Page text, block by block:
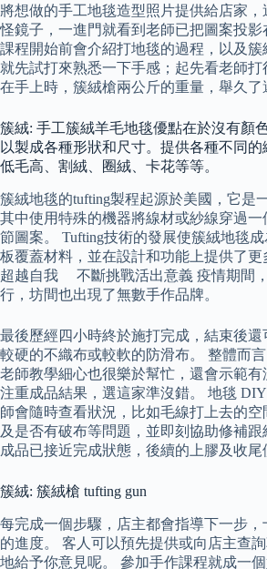
將想做的手工地毯造型照片提供給店家，
怪鏡子，一進門就看到老師已把圖案投影
課程開始前會介紹打地毯的過程，以及
就先試打來熟悉一下手感；起先看老師
在手上時，簇絨槍兩公斤的重量，舉久了
簇絨: 手工簇絨羊毛地毯優點在於沒有顏
以製成各種形狀和尺寸。提供各種不同
低毛高、割絨、圈絨、卡花等等。
簇絨地毯的tufting製程起源於美國，它是
其中使用特殊的機器將線材或紗線穿過
節圖案。 Tufting技術的發展使簇絨地毯
板覆蓋材料，並在設計和功能上提供了更
超越自我 不斷挑戰活出意義 疫情期間
行，坊間也出現了無數手作品牌。
最後歷經四小時終於施打完成，結束後還
較硬的不織布或較軟的防滑布。 整體而
老師教學細心也很樂於幫忙，還會示範
注重成品結果，選這家準沒錯。 地毯
師會隨時查看狀況，比如毛線打上去的
及是否有破布等問題，並即刻協助修補
成品已接近完成狀態，後續的上膠及收尾
簇絨: 簇絨槍 tufting gun
每完成一個步驟，店主都會指導下一步
的進度。 客人可以預先提供或向店主查
地給予你意見呢。 參加手作課程就成一